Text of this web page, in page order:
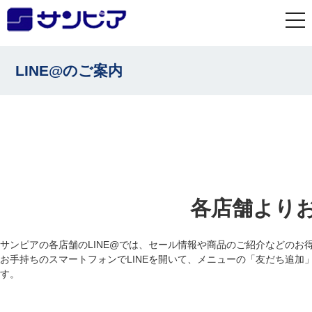
LINE@のご案内
各店舗より
サンピアの各店舗のLINE@では、セール情報や商品のご紹介などのお
お手持ちのスマートフォンでLINEを開いて、メニューの「友だち追
す。